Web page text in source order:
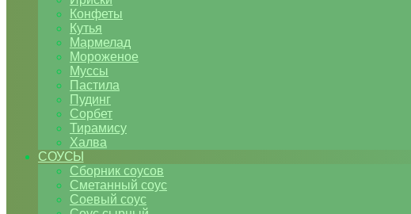
Конфеты
Кутья
Мармелад
Мороженое
Муссы
Пастила
Пудинг
Сорбет
Тирамису
Халва
СОУСЫ
Сборник соусов
Сметанный соус
Соевый соус